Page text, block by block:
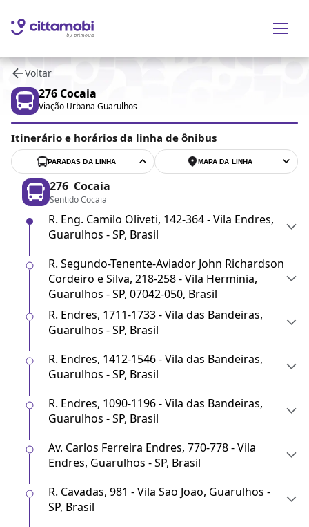
Voltar
276 Cocaia
Viação Urbana Guarulhos
Itinerário e horários da linha de ônibus
PARADAS DA LINHA MAPA DA LINHA
276 Cocaia
Sentido Cocaia
R. Eng. Camilo Oliveti, 142-364 - Vila Endres,
Guarulhos - SP, Brasil
R. Segundo-Tenente-Aviador John Richardson
Cordeiro e Silva, 218-258 - Vila Herminia,
Guarulhos - SP, 07042-050, Brasil
R. Endres, 1711-1733 - Vila das Bandeiras,
Guarulhos - SP, Brasil
R. Endres, 1412-1546 - Vila das Bandeiras,
Guarulhos - SP, Brasil
R. Endres, 1090-1196 - Vila das Bandeiras,
Guarulhos - SP, Brasil
Av. Carlos Ferreira Endres, 770-778 - Vila
Endres, Guarulhos - SP, Brasil
R. Cavadas, 981 - Vila Sao Joao, Guarulhos -
SP, Brasil